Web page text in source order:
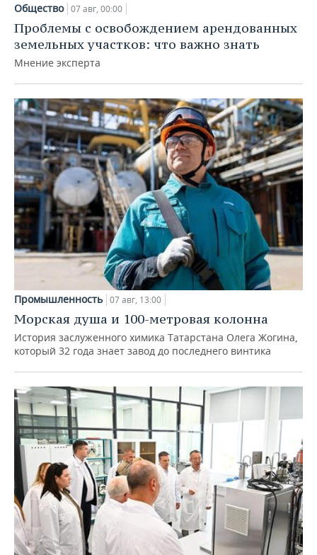
Общество 07 авг, 00:00
Проблемы с освобождением арендованных
земельных участков: что важно знать
Мнение эксперта
Промышленность 07 авг, 13:00
Морская душа и 100-метровая колонна
История заслуженного химика Татарстана Олега Жогина,
который 32 года знает завод до последнего винтика